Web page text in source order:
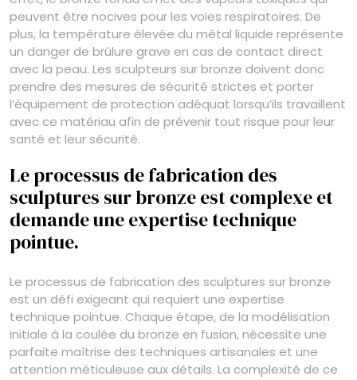
peuvent être nocives pour les voies respiratoires. De
plus, la température élevée du métal liquide représente
un danger de brûlure grave en cas de contact direct
avec la peau. Les sculpteurs sur bronze doivent donc
prendre des mesures de sécurité strictes et porter
l’équipement de protection adéquat lorsqu’ils travaillent
avec ce matériau afin de prévenir tout risque pour leur
santé et leur sécurité.
Le processus de fabrication des
sculptures sur bronze est complexe et
demande une expertise technique
pointue.
Le processus de fabrication des sculptures sur bronze
est un défi exigeant qui requiert une expertise
technique pointue. Chaque étape, de la modélisation
initiale à la coulée du bronze en fusion, nécessite une
parfaite maîtrise des techniques artisanales et une
attention méticuleuse aux détails. La complexité de ce